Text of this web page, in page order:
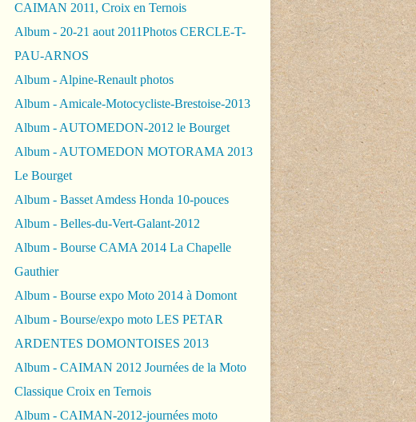
CAIMAN 2011, Croix en Ternois
Album - 20-21 aout 2011Photos CERCLE-T-
PAU-ARNOS
Album - Alpine-Renault photos
Album - Amicale-Motocycliste-Brestoise-2013
Album - AUTOMEDON-2012 le Bourget
Album - AUTOMEDON MOTORAMA 2013
Le Bourget
Album - Basset Amdess Honda 10-pouces
Album - Belles-du-Vert-Galant-2012
Album - Bourse CAMA 2014 La Chapelle
Gauthier
Album - Bourse expo Moto 2014 à Domont
Album - Bourse/expo moto LES PETAR
ARDENTES DOMONTOISES 2013
Album - CAIMAN 2012 Journées de la Moto
Classique Croix en Ternois
Album - CAIMAN-2012-journées moto